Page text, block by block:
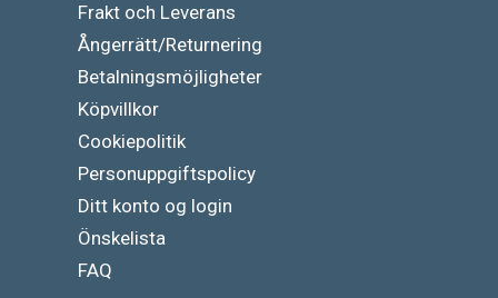
Frakt och Leverans
Ångerrätt/Returnering
Betalningsmöjligheter
Köpvillkor
Cookiepolitik
Personuppgiftspolicy
Ditt konto og login
Önskelista
FAQ